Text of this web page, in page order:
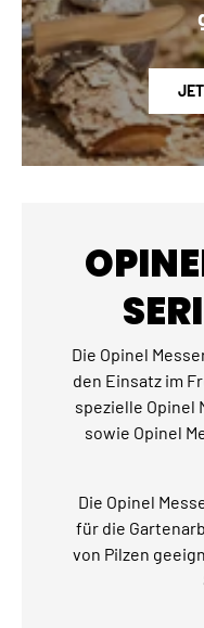
Die Opinel
den Einsatz im
spezielle Opinel
sowie Opinel
Die Opinel
für die
von Pilzen